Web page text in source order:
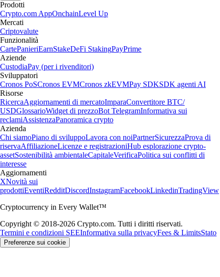
Prodotti
Crypto.com AppOnchainLevel Up
Mercati
Criptovalute
Funzionalità
CartePanieriEarnStakeDeFi StakingPayPrime
Aziende
CustodiaPay (per i rivenditori)
Sviluppatori
Cronos PoSCronos EVMCronos zkEVMPay SDKSDK agenti AI
Risorse
RicercaAggiornamenti di mercatoImparaConvertitore BTC/
USDGlossarioWidget di prezzoBot TelegramInformativa sui
reclamiAssistenzaPanoramica crypto
Azienda
Chi siamoPiano di sviluppoLavora con noiPartnerSicurezzaProva di
riservaAffiliazioneLicenze e registrazioniHub esplorazione crypto-
assetSostenibilità ambientaleCapitaleVerificaPolitica sui conflitti di
interesse
Aggiornamenti
XNovità sui
prodottiEventiRedditDiscordInstagramFacebookLinkedinTradingView
Cryptocurrency in Every Wallet™
Copyright © 2018-2026 Crypto.com. Tutti i diritti riservati.
Termini e condizioni SEEInformativa sulla privacyFees & LimitsStato
Preferenze sui cookie